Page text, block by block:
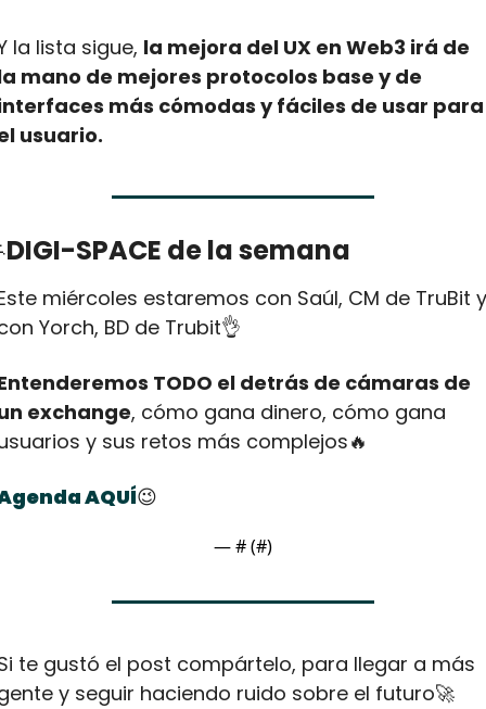
la lista sigue, la mejora del UX en Web3 irá de
mano de mejores protocolos base y de
más cómodas y fáciles de usar para
usuario.
DIGI-SPACE de la semana
miércoles estaremos con Saúl, CM de TruBit y
Yorch, BD de Trubit👌
TODO el detrás de cámaras de
exchange, cómo gana dinero, cómo gana
y sus retos más complejos🔥
AQUÍ😉
— # (#)
te gustó el post compártelo, para llegar a más
y seguir haciendo ruido sobre el futuro🚀